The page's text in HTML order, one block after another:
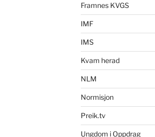
Framnes KVGS
IMF
IMS
Kvam herad
NLM
Normisjon
Preik.tv
Ungdom i Oppdrag